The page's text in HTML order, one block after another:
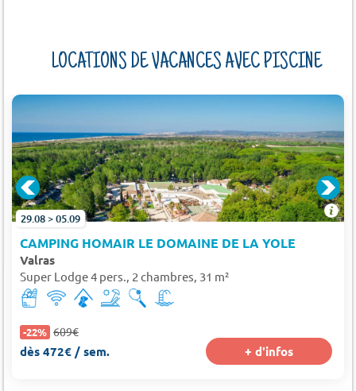
LOCATIONS DE VACANCES AVEC PISCINE
29.08 > 05.09
CAMPING HOMAIR LE DOMAINE DE LA YOLE
Valras
Super Lodge 4 pers., 2 chambres, 31 m²
-22% 609€
dès 472€ / sem. + d'infos